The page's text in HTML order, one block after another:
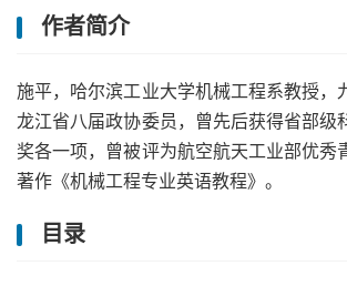
作者简介
施平，哈尔滨工业大学机械工程系教授，
龙江省八届政协委员，曾先后获得省部级
奖各一项，曾被评为航空航天工业部优秀
著作《机械工程专业英语教程》。
目录